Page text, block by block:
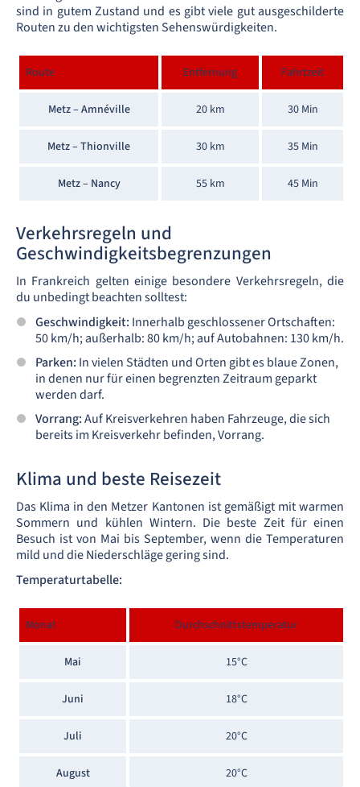
sind in gutem Zustand und es gibt viele gut ausgeschilderte
Routen zu den wichtigsten Sehenswürdigkeiten.
Route Entfernung Fahrtzeit
Metz – Amnéville 20 km 30 Min
Metz – Thionville 30 km 35 Min
Metz – Nancy 55 km 45 Min
Verkehrsregeln und
Geschwindigkeitsbegrenzungen
In Frankreich gelten einige besondere Verkehrsregeln, die
du unbedingt beachten solltest:
Geschwindigkeit: Innerhalb geschlossener Ortschaften:
50 km/h; außerhalb: 80 km/h; auf Autobahnen: 130 km/h.
Parken: In vielen Städten und Orten gibt es blaue Zonen,
in denen nur für einen begrenzten Zeitraum geparkt
werden darf.
Vorrang:Auf Kreisverkehren haben Fahrzeuge, die sich
bereits im Kreisverkehr befinden, Vorrang.
Klima und beste Reisezeit
Das Klima in den Metzer Kantonen ist gemäßigt mit warmen
Sommern und kühlen Wintern. Die beste Zeit für einen
Besuch ist von Mai bis September, wenn die Temperaturen
mild und die Niederschläge gering sind.
Temperaturtabelle:
Monat Durchschnittstemperatur
Mai 15°C
Juni 18°C
Juli 20°C
August 20°C